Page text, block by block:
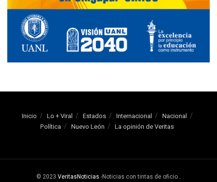
Inicio Lo + Viral Estados Internacional
Nacional
Política
Nuevo León La opinión de Veritas
© 2023 VeritasNoticias -Noticias con tintas de oficio .